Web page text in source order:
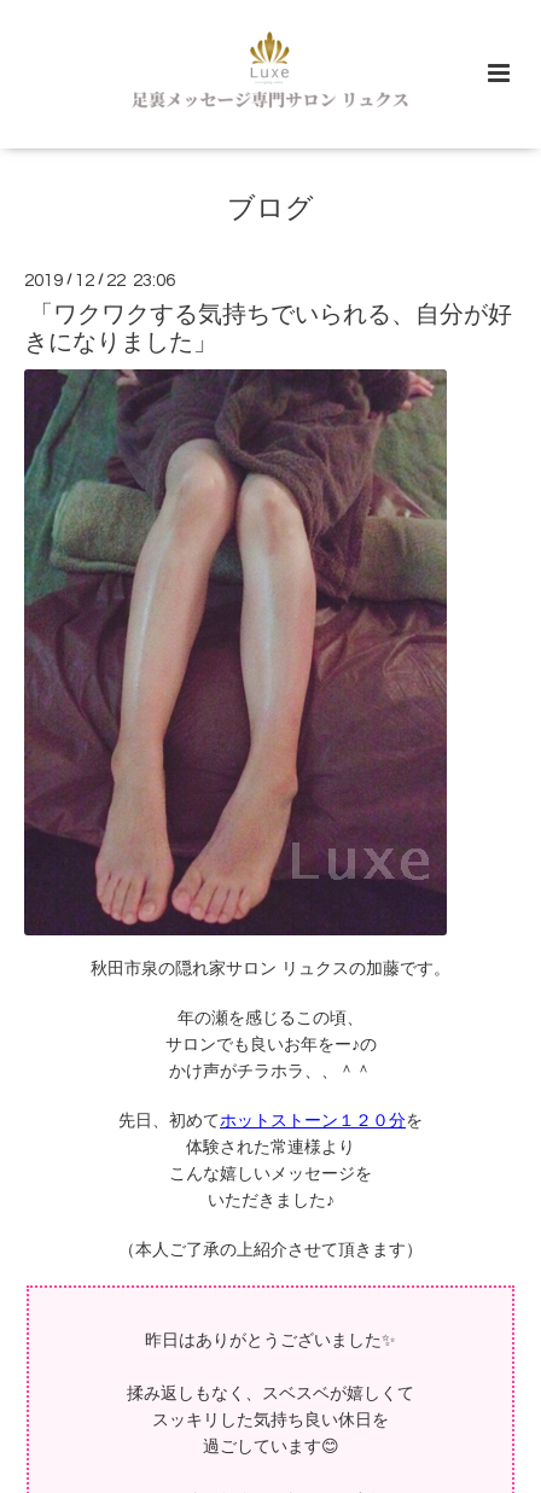
ブログ
2019 / 12 / 22 23:06
「ワクワクする気持ちでいられる、自分が好
きになりました」
秋田市泉の隠れ家サロン リュクスの加藤です。
年の瀬を感じるこの頃、
サロンでも良いお年をー♪の
かけ声がチラホラ、、＾＾
先日、初めてホットストーン１２０分を
体験された常連様より
こんな嬉しいメッセージを
いただきました♪
（本人ご了承の上紹介させて頂きます）
昨日はありがとうございました✨
揉み返しもなく、スベスベが嬉しくて
スッキリした気持ち良い休日を
過ごしています😊